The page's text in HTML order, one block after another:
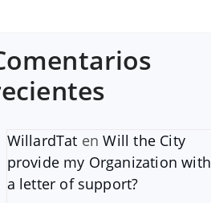
WillardTat enWill the City
provide my Organization with
a letter of support?